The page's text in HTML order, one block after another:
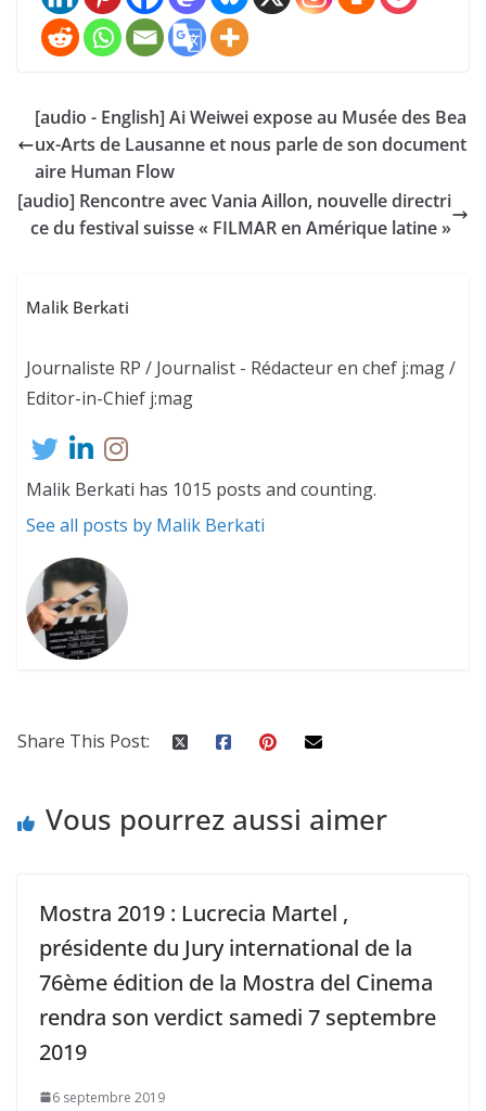
[audio - English] Ai Weiwei expose au Musée des Bea
ux-Arts de Lausanne et nous parle de son document
aire Human Flow
[audio] Rencontre avec Vania Aillon, nouvelle directri
ce du festival suisse « FILMAR en Amérique latine »
Malik Berkati
Journaliste RP / Journalist - Rédacteur en chef j:mag /
Editor-in-Chief j:mag
Malik Berkati has 1015 posts and counting.
See all posts by Malik Berkati
Share This Post:
Vous pourrez aussi aimer
Mostra 2019 : Lucrecia Martel ,
présidente du Jury international de la
76ème édition de la Mostra del Cinema
rendra son verdict samedi 7 septembre
2019
6 septembre 2019